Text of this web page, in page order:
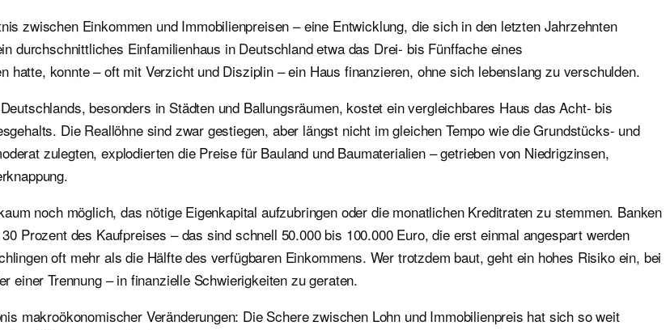
zwischen Einkommen und Immobilienpreisen – eine Entwicklung, die sich in den letzten Jahrzehnten
durchschnittliches Einfamilienhaus in Deutschland etwa das Drei- bis Fünffache eines
konnte – oft mit Verzicht und Disziplin – ein Haus finanzieren, ohne sich lebenslang zu verschulden.
besonders in Städten und Ballungsräumen, kostet ein vergleichbares Haus das Acht- bis
Die Reallöhne sind zwar gestiegen, aber längst nicht im gleichen Tempo wie die Grundstücks- und
zulegten, explodierten die Preise für Bauland und Baumaterialien – getrieben von Niedrigzinsen,
noch möglich, das nötige Eigenkapital aufzubringen oder die monatlichen Kreditraten zu stemmen. Banken
Prozent des Kaufpreises – das sind schnell 50.000 bis 100.000 Euro, die erst einmal angespart werden
oft mehr als die Hälfte des verfügbaren Einkommens. Wer trotzdem baut, geht ein hohes Risiko ein, bei
einer Trennung – in finanzielle Schwierigkeiten zu geraten.
makroökonomischer Veränderungen: Die Schere zwischen Lohn und Immobilienpreis hat sich so weit